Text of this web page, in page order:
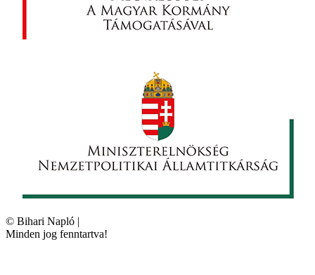
© Bihari Napló
Minden jog fenntartva!